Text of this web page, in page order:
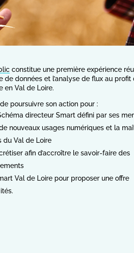
constitue une première expérience
données et l’analyse de flux au profit
en Val de Loire.
poursuivre son action pour :
directeur Smart défini par ses
nouveaux usages numériques et la
du Val de Loire
afin d’accroître le savoir-faire des
Val de Loire pour proposer une offre